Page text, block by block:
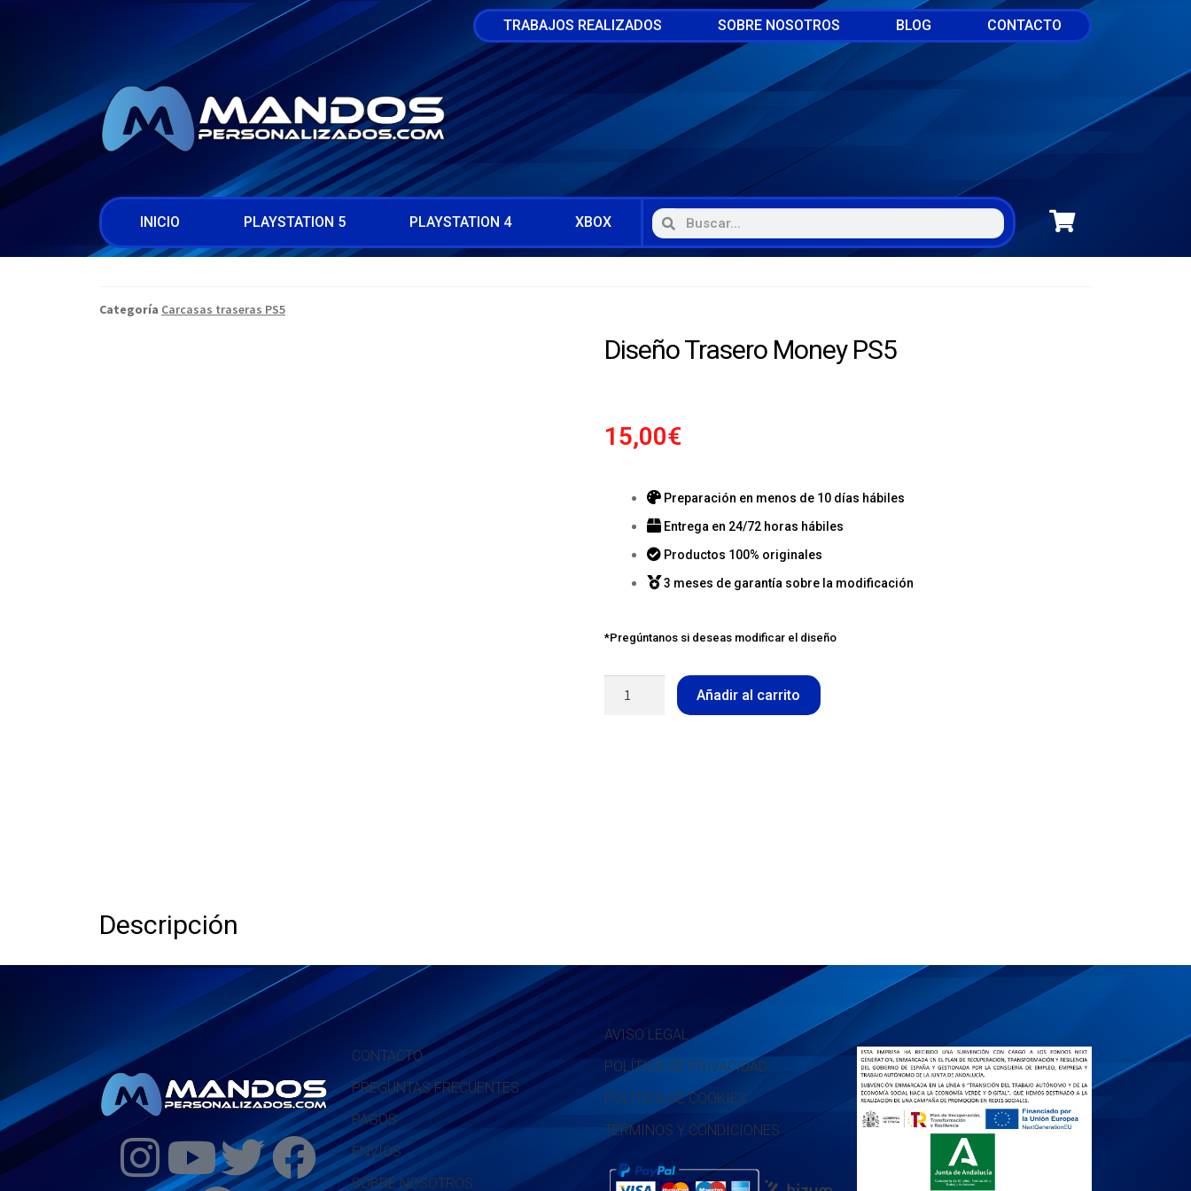
TRABAJOS REALIZADOS SOBRE NOSOTROS BLOG CONTACTO
INICIO PLAYSTATION 5 PLAYSTATION 4 XBOX
Categoría Carcasas traseras PS5
Diseño Trasero Money PS5
15,00€
Preparación en menos de 10 días hábiles
Entrega en 24/72 horas hábiles
Productos 100% originales
3 meses de garantía sobre la modificación
*Pregúntanos si deseas modificar el diseño
Añadir al carrito
Descripción
CONTACTO
PREGUNTAS FRECUENTES
PAGOS
ENVÍOS
SOBRE NOSOTROS
AVISO LEGAL
POLÍTICA DE PRIVACIDAD
POLÍTICA DE COOKIES
TÉRMINOS Y CONDICIONES